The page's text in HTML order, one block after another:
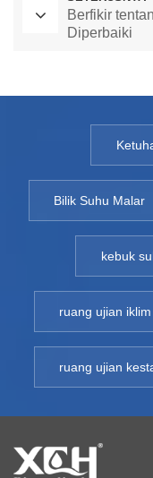
Berfikir
Diperbaiki
Bilik Suhu Malar
kebuk
ruang ujian iklim
ruang ujian